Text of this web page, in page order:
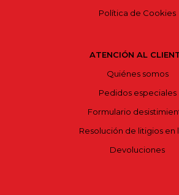
Política de Cookies
ATENCIÓN AL
Quiénes somos
Pedidos especiales
Formulario
Resolución de litigios en
Devoluciones